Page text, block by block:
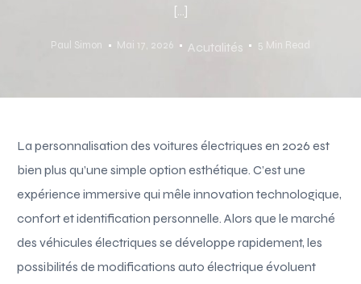
[…]
Paul Simon Mai 17, 2026 Acutalités 5 Min Read
La personnalisation des voitures électriques en 2026 est
bien plus qu’une simple option esthétique. C’est une
expérience immersive qui mêle innovation technologique,
confort et identification personnelle. Alors que le marché
des véhicules électriques se développe rapidement, les
possibilités de modifications auto électrique évoluent